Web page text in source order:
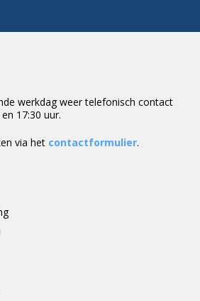
werkdag weer telefonisch contact
17:30 uur.
via het contactformulier.